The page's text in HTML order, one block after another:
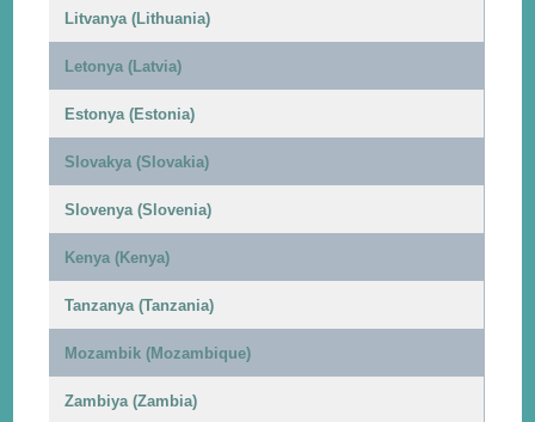
Litvanya (Lithuania)
Letonya (Latvia)
Estonya (Estonia)
Slovakya (Slovakia)
Slovenya (Slovenia)
Kenya (Kenya)
Tanzanya (Tanzania)
Mozambik (Mozambique)
Zambiya (Zambia)